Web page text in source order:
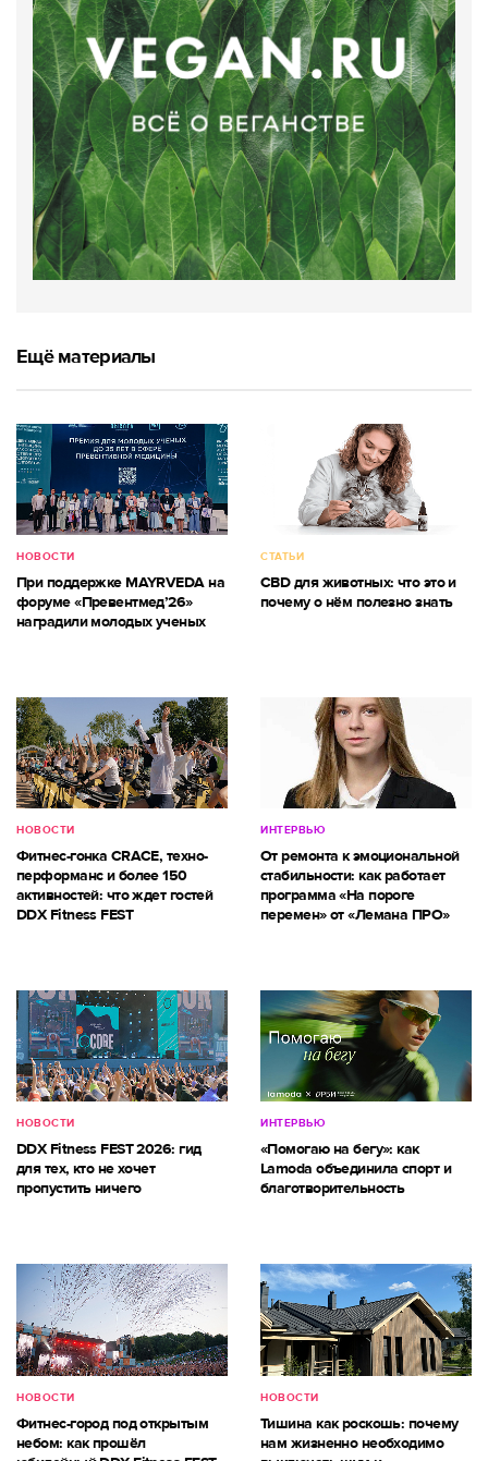
Ещё материалы
НОВОСТИ
При поддержке MAYRVEDA на
форуме «Превентмед’26»
наградили молодых ученых
СТАТЬИ
CBD для животных: что это и
почему о нём полезно знать
НОВОСТИ
Фитнес-гонка CRACE, техно-
перформанс и более 150
активностей: что ждет гостей
DDX Fitness FEST
ИНТЕРВЬЮ
От ремонта к эмоциональной
стабильности: как работает
программа «На пороге
перемен» от «Лемана ПРО»
НОВОСТИ
DDX Fitness FEST 2026: гид
для тех, кто не хочет
пропустить ничего
ИНТЕРВЬЮ
«Помогаю на бегу»: как
Lamoda объединила спорт и
благотворительность
НОВОСТИ
Фитнес-город под открытым
небом: как прошёл
НОВОСТИ
Тишина как роскошь: почему
нам жизненно необходимо